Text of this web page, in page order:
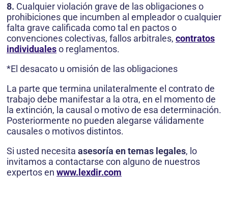
8. Cualquier violación grave de las obligaciones o
prohibiciones que incumben al empleador o cualquier
falta grave calificada como tal en pactos o
convenciones colectivas, fallos arbitrales, contratos
individualeso reglamentos.
*El desacato u omisión de las obligaciones
La parte que termina unilateralmente el contrato de
trabajo debe manifestar a la otra, en el momento de
la extinción, la causal o motivo de esa determinación.
Posteriormente no pueden alegarse válidamente
causales o motivos distintos.
Si usted necesita asesoría en temas legales, lo
invitamos a contactarse con alguno de nuestros
expertos en www.lexdir.com